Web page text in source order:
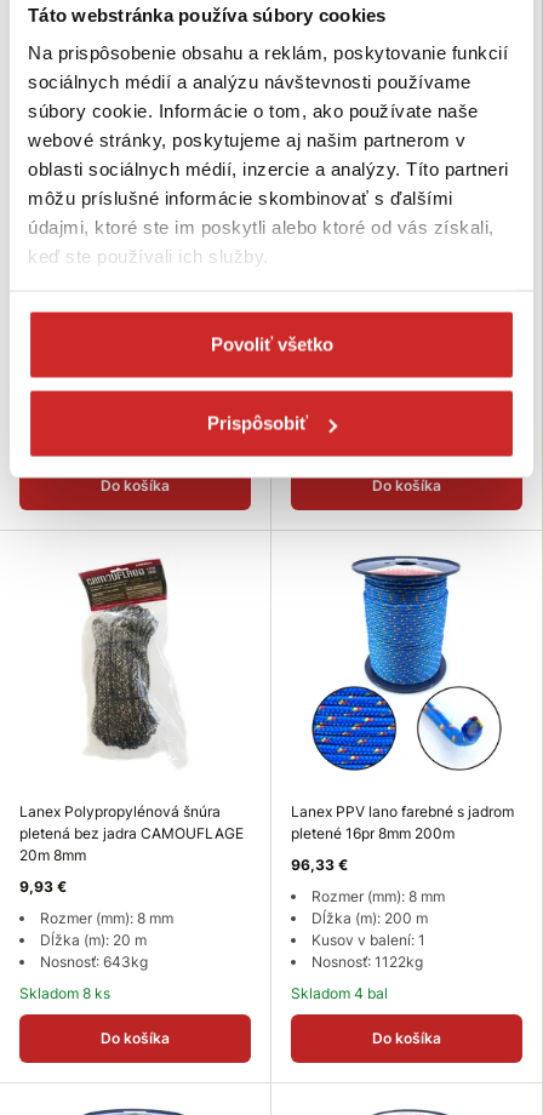
Táto webstránka používa súbory cookies
Na prispôsobenie obsahu a reklám, poskytovanie funkcií
sociálnych médií a analýzu návštevnosti používame
súbory cookie. Informácie o tom, ako používate naše
webové stránky, poskytujeme aj našim partnerom v
oblasti sociálnych médií, inzercie a analýzy. Títo partneri
môžu príslušné informácie skombinovať s ďalšími
údajmi, ktoré ste im poskytli alebo ktoré od vás získali,
keď ste používali ich služby.
Povoliť všetko
Prispôsobiť
Lanex PPV lano farebné s jadrom
1,47 €
Nosnosť: 1937kg
Do košíka
148,83 €
Dĺžka (m): 100 m
Do košíka
Lanex Polypropylénová šnúra
pletená bez jadra CAMOUFLAGE
20m 8mm
9,93 €
Rozmer (mm): 8 mm
Dĺžka (m): 20 m
Nosnosť: 643kg
Skladom 8 ks
Do košíka
Lanex PPV lano farebné s jadrom
pletené 16pr 8mm 200m
96,33 €
Rozmer (mm): 8 mm
Dĺžka (m): 200 m
Kusov v balení: 1
Nosnosť: 1122kg
Skladom 4 bal
Do košíka